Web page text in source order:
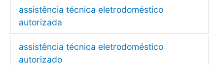
assistência técnica eletrodoméstico
autorizada
assistência técnica eletrodoméstico
autorizado